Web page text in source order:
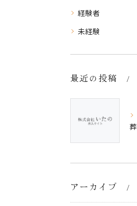
経験者
未経験
最近の投稿
アーカイブ